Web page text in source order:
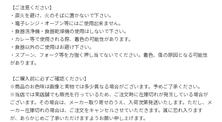
【ご注意ください】
・直火を避け、火のそばに置かないで下さい。
・電子レンジ・オーブン等にはご使用出来ません。
・食器洗浄機・食器乾燥機の使用はしないで下さい。
・カレー等で使用される際、着色の可能性があります。
・食器以外のご使用はお避け下さい。
・スプーン、フォーク等を力強く押し当てないでください。着色、傷の原因となる可能性
があります。
【ご購入前に必ずご確認ください】
※商品のお色味は画像と実物では多少異なる場合がございます。予めご了承ください。
※当店では実店舗でも販売を行っているため、ご注文時に在庫切れが発生している場合が
ございます。その場合は、メーカー取り寄せのうえ、入荷次第発送いたします。ただし、メ
ーカー在庫切れの場合は、ご注文をキャンセルさせていただきます。誠に恐れ入ります
が、あらかじめご了承いただけますようお願い申し上げます。